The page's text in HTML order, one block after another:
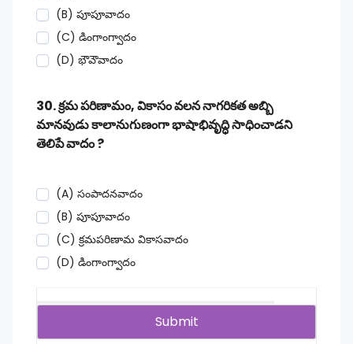
(B) పూపూవాదం
(C) డింగాంగ్వాదం
(D) భౌవౌవాదం
30. క్రమ పరిణామం, వికాసం వలన నాగరికత అబ్బి
మానవుడు కాలానుగుణంగా భాషాభివృద్ధి సాధించాడని
తెలిపే వాదం ?
(A) సంపాదనవాదం
(B) పూపూవాదం
(C) క్రమపరిణామ వికాసవాదం
(D) డింగాంగ్వాదం